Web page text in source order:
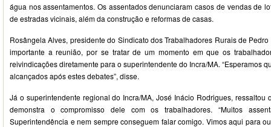
água nos assentamentos. Os assentados denunciaram casos de vendas de
de estradas vicinais, além da construção e reformas de casas.
Rosângela Alves, presidente do Sindicato dos Trabalhadores Rurais de
importante a reunião, por se tratar de um momento em que os
reivindicações diretamente para o superintendente do Incra/MA. “Esperamos
alcançados após estes debates”, disse.
Já o superintendente regional do Incra/MA, José Inácio Rodrigues, ressaltou
demonstra o compromisso dele com os trabalhadores. “Muitos
Superintendência e nem sempre conseguem falar comigo. Vimos aqui para